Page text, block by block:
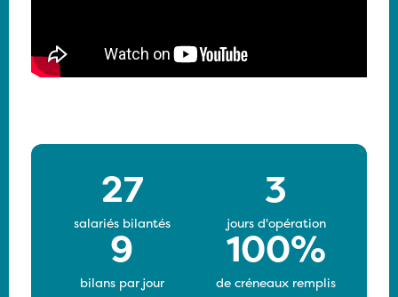
27
salariés bilantés
3
jours d'opération
9
bilans par jour
100%
de créneaux remplis